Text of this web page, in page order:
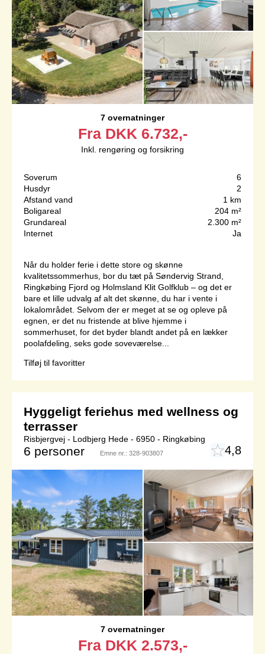
7 overnatninger
Fra DKK 6.732,-
Inkl. rengøring og forsikring
Soverum
6
Husdyr
2
Afstand vand
1 km
Boligareal
204 m²
Grundareal
2.300 m²
Internet
Ja
Når du holder ferie i dette store og skønne
kvalitetssommerhus, bor du tæt på Søndervig Strand,
Ringkøbing Fjord og Holmsland Klit Golfklub – og det er
bare et lille udvalg af alt det skønne, du har i vente i
lokalområdet. Selvom der er meget at se og opleve på
egnen, er det nu fristende at blive hjemme i
sommerhuset, for det byder blandt andet på en lækker
poolafdeling, seks gode soveværelse...
Tilføj til favoritter
Hyggeligt feriehus med wellness og
terrasser
Risbjergvej - Lodbjerg Hede - 6950 - Ringkøbing
6 personer Emne nr.: 328-903807 4,8
7 overnatninger
Fra DKK 2.573,-